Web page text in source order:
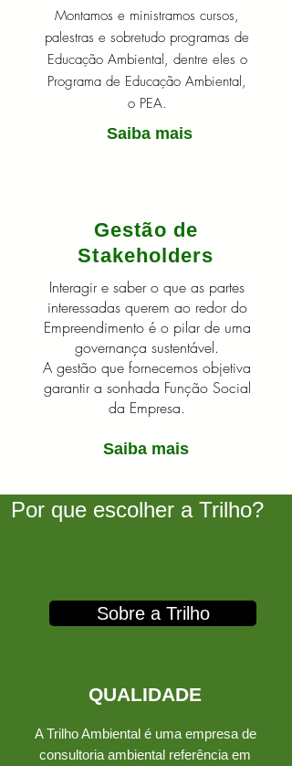
Montamos e ministramos cursos,
palestras e sobretudo programas de
Educação Ambiental, dentre eles o
Programa de Educação Ambiental,
o PEA.
Saiba mais
Gestão de
Stakeholders
Interagir e saber o que as partes
interessadas querem ao redor do
Empreendimento é o pilar de uma
governança sustentável.
A gestão que fornecemos objetiva
garantir a sonhada Função Social
da Empresa.
Saiba mais
Por que escolher a Trilho?
Sobre a Trilho
QUALIDADE
A Trilho Ambiental é uma empresa de
consultoria ambiental referência em